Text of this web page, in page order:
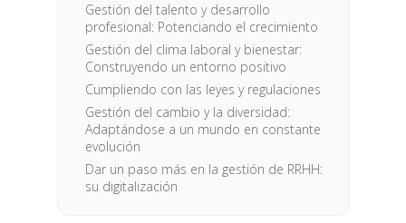
Gestión del talento y desarrollo
profesional: Potenciando el crecimiento
Gestión del clima laboral y bienestar:
Construyendo un entorno positivo
Cumpliendo con las leyes y regulaciones
Gestión del cambio y la diversidad:
Adaptándose a un mundo en constante
evolución
Dar un paso más en la gestión de RRHH:
su digitalización